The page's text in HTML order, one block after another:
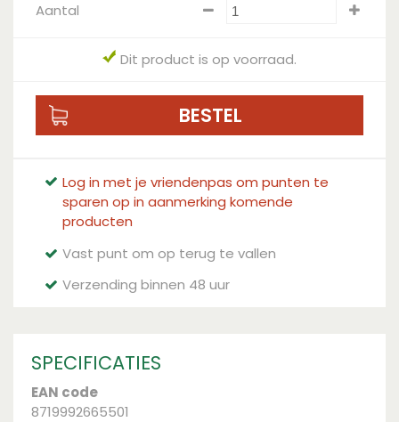
Aantal
Dit product is op voorraad.
Log in met je vriendenpas om punten te
sparen op in aanmerking komende
producten
Vast punt om op terug te vallen
Verzending binnen 48 uur
SPECIFICATIES
EAN code
8719992665501